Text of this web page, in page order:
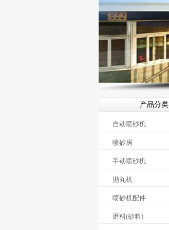
产品分类
自动喷砂机
喷砂房
手动喷砂机
抛丸机
喷砂机配件
磨料(砂料)